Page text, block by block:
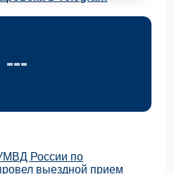
России по
выездной прием